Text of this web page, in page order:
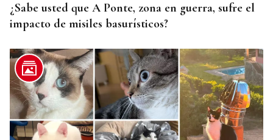
¿Sabe usted que A Ponte, zona en guerra, sufre el
impacto de misiles basurísticos?